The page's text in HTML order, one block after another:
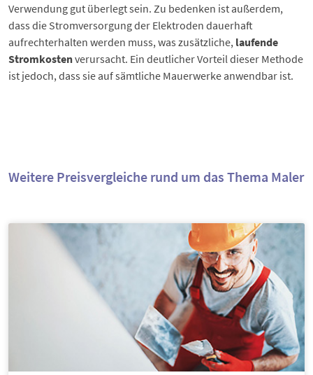
Verwendung gut überlegt sein. Zu bedenken ist außerdem,
dass die Stromversorgung der Elektroden dauerhaft
aufrechterhalten werden muss, was zusätzliche, laufende
Stromkostenverursacht. Ein deutlicher Vorteil dieser Methode
ist jedoch, dass sie auf sämtliche Mauerwerke anwendbar ist.
Weitere Preisvergleiche rund um das Thema Maler